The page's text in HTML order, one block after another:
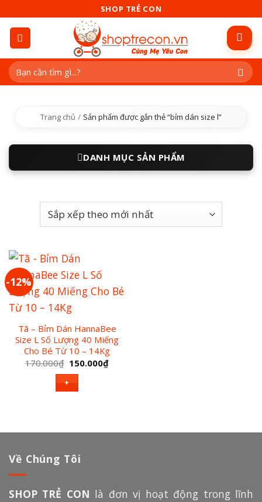
content
SHOP TRẺ CON
Tìm
kiếm:
Trang chủ / Sản phẩm được gắn thẻ “bỉm dán size l”
DANH MỤC SẢN PHẨM
-12%
Tã – Bỉm Dán HannaBee
Size L Số Lượng 40 Miếng
Cho Bé Từ 10 – 14Kg
170.000₫ Giá
gốc
là:
170.000₫.
150.000₫Giá
hiện
+
Về Chúng Tôi
SHOP TRẺ CON là đơn vị hoạt động trong lĩnh